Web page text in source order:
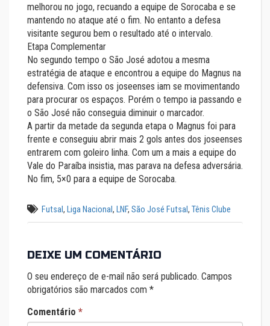
melhorou no jogo, recuando a equipe de Sorocaba e se
mantendo no ataque até o fim. No entanto a defesa
visitante segurou bem o resultado até o intervalo.
Etapa Complementar
No segundo tempo o São José adotou a mesma
estratégia de ataque e encontrou a equipe do Magnus na
defensiva. Com isso os joseenses iam se movimentando
para procurar os espaços. Porém o tempo ia passando e
o São José não conseguia diminuir o marcador.
A partir da metade da segunda etapa o Magnus foi para
frente e conseguiu abrir mais 2 gols antes dos joseenses
entrarem com goleiro linha. Com um a mais a equipe do
Vale do Paraíba insistia, mas parava na defesa adversária.
No fim, 5×0 para a equipe de Sorocaba.
Futsal, Liga Nacional, LNF, São José Futsal, Tênis Clube
DEIXE UM COMENTÁRIO
O seu endereço de e-mail não será publicado. Campos
obrigatórios são marcados com *
Comentário *